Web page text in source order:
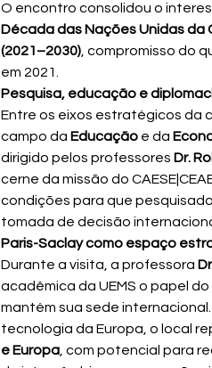
O encontro consolidou o
Década das Nações Unidas
(2021–2030) , compromisso do
em 2021.
Pesquisa, educação e
Entre os eixos estratégicos da
campo da Educação e da
dirigido pelos professores Dr.
cerne da missão do
condições para que
tomada de decisão
Paris-Saclay como espaço
Durante a visita, a professora
acadêmica da UEMS o papel do
mantém sua sede
tecnologia da Europa, o local
e Europa , com potencial para